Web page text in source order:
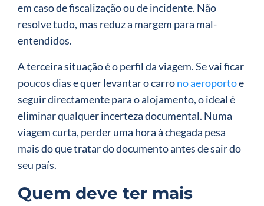
em caso de fiscalização ou de incidente. Não
resolve tudo, mas reduz a margem para mal-
entendidos.
A terceira situação é o perfil da viagem. Se vai ficar
poucos dias e quer levantar o carrono aeroportoe
seguir directamente para o alojamento, o ideal é
eliminar qualquer incerteza documental. Numa
viagem curta, perder uma hora à chegada pesa
mais do que tratar do documento antes de sair do
seu país.
Quem deve ter mais